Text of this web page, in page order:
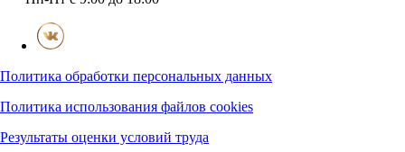
Политика обработки персональных данных
Политика использования файлов cookies
Результаты оценки условий труда